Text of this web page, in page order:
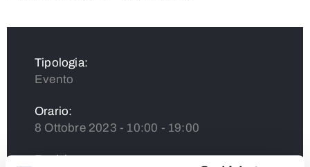
Tipologia:
Evento
Orario:
8 Ottobre 2023 - 10:00 - 19:00
Posizione: